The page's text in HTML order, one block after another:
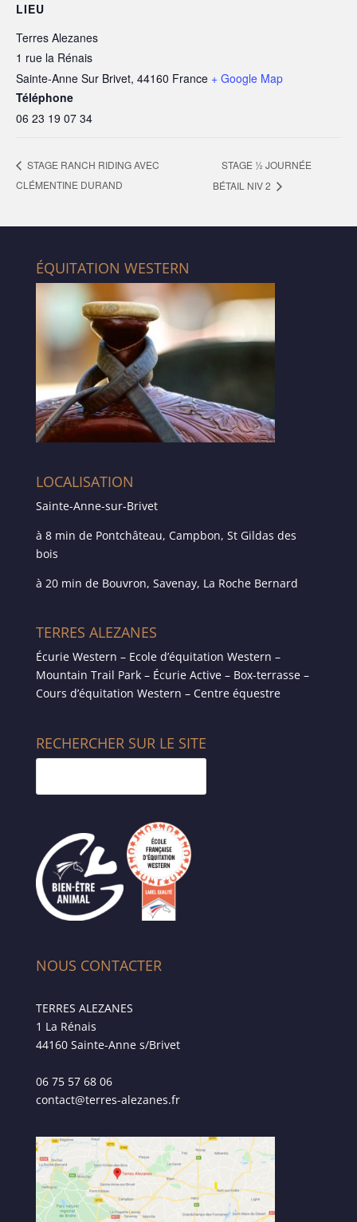
LIEU
Terres Alezanes
1 rue la Rénais
Sainte-Anne Sur Brivet, 44160 France + Google Map
Téléphone
06 23 19 07 34
STAGE RANCH RIDING AVEC
CLÉMENTINE DURAND
STAGE ½ JOURNÉE
BÉTAIL NIV 2
ÉQUITATION WESTERN
LOCALISATION
Sainte-Anne-sur-Brivet
à 8 min de Pontchâteau, Campbon, St Gildas des
bois
à 20 min de Bouvron, Savenay, La Roche Bernard
TERRES ALEZANES
Écurie Western – Ecole d’équitation Western –
Mountain Trail Park – Écurie Active – Box-terrasse –
Cours d’équitation Western – Centre équestre
RECHERCHER SUR LE SITE
NOUS CONTACTER
TERRES ALEZANES
1 La Rénais
44160 Sainte-Anne s/Brivet
06 75 57 68 06
contact@terres-alezanes.fr